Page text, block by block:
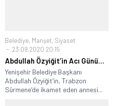
Belediye, Manşet, Siyaset
23.09.2020 20:15
Abdullah Özyiğit’in Acı Günü…
Yenişehir Belediye Başkanı
Abdullah Özyiğit’in, Trabzon
Sürmene’de ikamet eden annesi...